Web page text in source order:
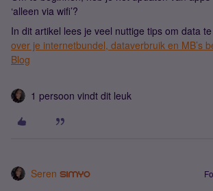
‘alleen via wifi’?
In dit artikel lees je veel nuttige tips om data
over je internetbundel, dataverbruik en MB’s
Blog
1 persoon vindt dit leuk
Seren